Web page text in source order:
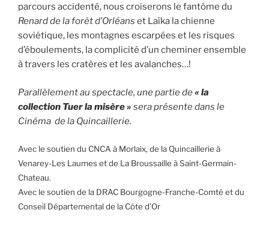
parcours accidenté, nous croiserons le fantôme du
Renard de la forêt d’Orléans et Laïka la chienne
soviétique, les montagnes escarpées et les risques
d’éboulements, la complicité d’un cheminer ensemble
à travers les cratères et les avalanches…!
Parallèlement au spectacle, une partie de« la
collection Tuer la misère » sera présente dans le
Cinéma de la Quincaillerie.
Avec le soutien du CNCA à Morlaix, de la Quincaillerie à
Venarey-Les Laumes et de La Broussaille à Saint-Germain-
Chateau.
Avec le soutien de la DRAC Bourgogne-Franche-Comté et du
Conseil Départemental de la Côte d’Or